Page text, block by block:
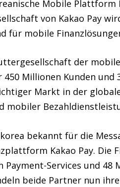
Mobile Plattform
von Kakao Pay
für mobile
der
Millionen Kunden und
Markt in der
mobiler
bekannt für die
Kakao Pay. Die
Payment-Services und
beide Partner nun